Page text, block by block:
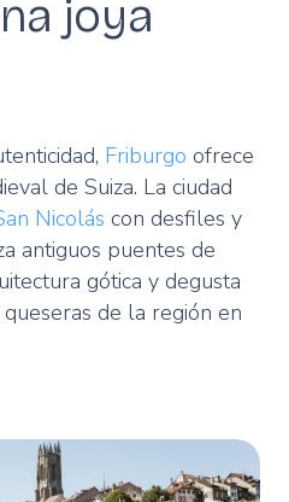
joya
Friburgo ofrece
de Suiza. La ciudad
Nicolás con desfiles y
antiguos puentes de
gótica y degusta
de la región en